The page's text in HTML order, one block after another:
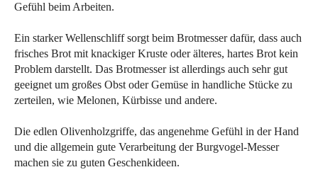
Gefühl beim Arbeiten.
Ein starker Wellenschliff sorgt beim Brotmesser dafür, dass auch
frisches Brot mit knackiger Kruste oder älteres, hartes Brot kein
Problem darstellt. Das Brotmesser ist allerdings auch sehr gut
geeignet um großes Obst oder Gemüse in handliche Stücke zu
zerteilen, wie Melonen, Kürbisse und andere.
Die edlen Olivenholzgriffe, das angenehme Gefühl in der Hand
und die allgemein gute Verarbeitung der Burgvogel-Messer
machen sie zu guten Geschenkideen.